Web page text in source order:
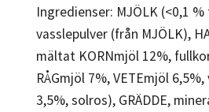
Ingredienser: MJÖLK (<0,1
vasslepulver (från MJÖLK),
mältat KORNmjöl 12%,
RÅGmjöl 7%, VETEmjöl
3,5%, solros), GRÄDDE,